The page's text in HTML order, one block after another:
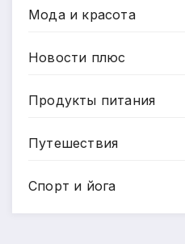
Мода и красота
Новости плюс
Продукты питания
Путешествия
Спорт и йога